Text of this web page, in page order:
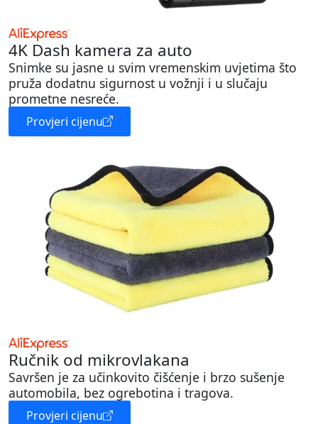
4K Dash kamera za auto
Snimke su jasne u svim vremenskim uvjetima što
pruža dodatnu sigurnost u vožnji i u slučaju
prometne nesreće.
Provjeri cijenu
Ručnik od mikrovlakana
Savršen je za učinkovito čišćenje i brzo sušenje
automobila, bez ogrebotina i tragova.
Provjeri cijenu